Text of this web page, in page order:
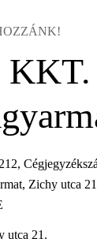
KKT.
Zichy utca
utca 21.